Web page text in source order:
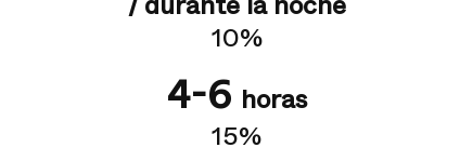
10%
4-6 horas
15%